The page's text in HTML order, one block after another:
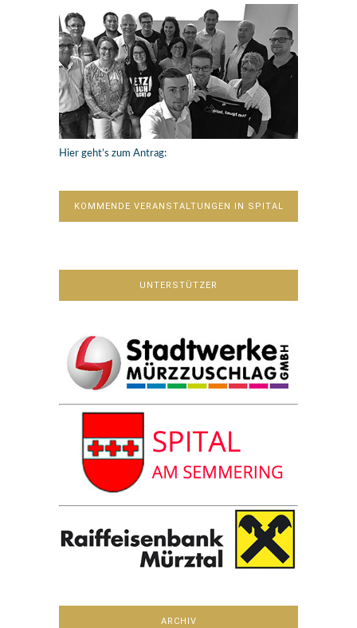
Hier geht’s zum Antrag:
KOMMENDE VERANSTALTUNGEN IN SPITAL
UNTERSTÜTZER
ARCHIV